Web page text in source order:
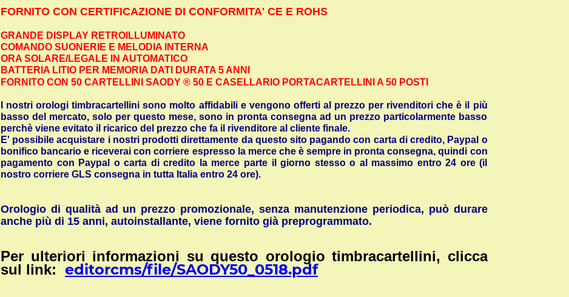
FORNITO CON CERTIFICAZIONE DI CONFORMITA' CE E ROHS
GRANDE DISPLAY RETROILLUMINATO
COMANDO SUONERIE E MELODIA INTERNA
ORA SOLARE/LEGALE IN AUTOMATICO
BATTERIA LITIO PER MEMORIA DATI DURATA 5 ANNI
FORNITO CON 50 CARTELLINI SAODY ® 50 E CASELLARIO PORTACARTELLINI A 50 POSTI
I nostri orologi timbracartellini sono molto affidabili e vengono offerti al prezzo per rivenditori che è il più
basso del mercato, solo per questo mese, sono in pronta consegna ad un prezzo particolarmente basso
perchè viene evitato il ricarico del prezzo che fa il rivenditore al cliente finale.
E' possibile acquistare i nostri prodotti direttamente da questo sito pagando con carta di credito, Paypal o
bonifico bancario e riceverai con corriere espresso la merce che è sempre in pronta consegna, quindi con
pagamento con Paypal o carta di credito la merce parte il giorno stesso o al massimo entro 24 ore (il
nostro corriere GLS consegna in tutta Italia entro 24 ore).
Orologio di qualità ad un prezzo promozionale, senza manutenzione periodica, può durare
anche più di 15 anni, autoinstallante, viene fornito già preprogrammato.
Per ulteriori informazioni su questo orologio timbracartellini, clicca
sul link: editorcms/file/SAODY50_0518.pdf